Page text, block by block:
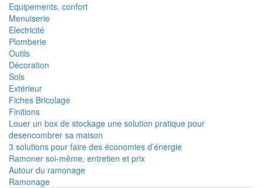
Equipements, confort
Menuiserie
Electricité
Plomberie
Outils
Décoration
Sols
Extérieur
Fiches Bricolage
Finitions
Louer un box de stockage une solution pratique pour
desencombrer sa maison
3 solutions pour faire des économies d’énergie
Ramoner soi-même, entretien et prix
Autour du ramonage
Ramonage